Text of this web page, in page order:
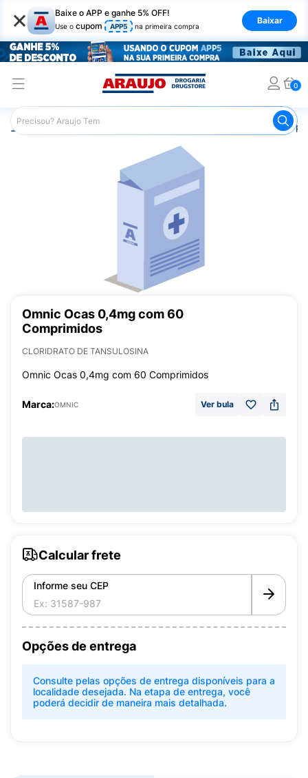
× Baixe o APP e ganhe 5% OFF!
Use o cupom APP5 na primeira compra
Baixar
0
Araujo Medicamentos Remédio
Omnic Ocas 0,4mg com 60
Comprimidos
CLORIDRATO DE TANSULOSINA
Omnic Ocas 0,4mg com 60 Comprimidos
Marca:OMNIC Ver bula
Calcular frete
Informe seu CEP
Opções de entrega
Consulte pelas opções de entrega disponíveis para a
localidade desejada. Na etapa de entrega, você
poderá decidir de maneira mais detalhada.